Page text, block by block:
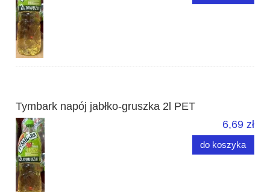
Tymbark napój jabłko-gruszka 2l PET
6,69 zł
do koszyka